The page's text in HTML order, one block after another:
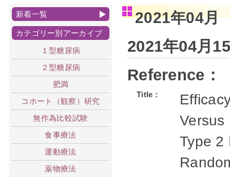
2021年04月
2021年04月
Reference：
Title：
Versus
Type 2
新着一覧
カテゴリー別アーカイブ
１型糖尿病
２型糖尿病
肥満
コホート（観察）研究
無作為比較試験
食事療法
運動療法
薬物療法